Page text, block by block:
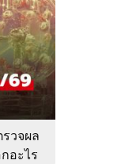
วจผล
อะไร